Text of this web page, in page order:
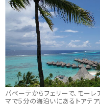
パペーテからフェリーで、モーレ
マで５分の海沿いにあるトアテ